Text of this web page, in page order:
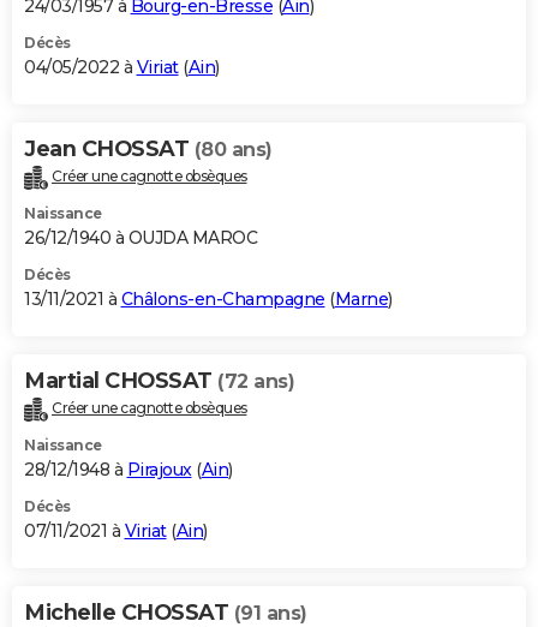
24/03/1957 à Bourg-en-Bresse (Ain)
Décès
04/05/2022 à Viriat(Ain)
Jean CHOSSAT (80 ans)
Créer une cagnotte obsèques
Naissance
26/12/1940 à OUJDA MAROC
Décès
13/11/2021 à Châlons-en-Champagne (Marne)
Martial CHOSSAT (72 ans)
Créer une cagnotte obsèques
Naissance
28/12/1948 à Pirajoux(Ain)
Décès
07/11/2021 à Viriat(Ain)
Michelle CHOSSAT (91 ans)